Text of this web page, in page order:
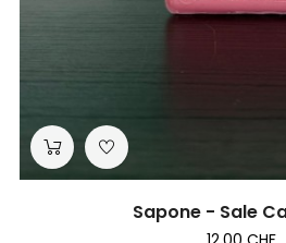
Sapone - Sale